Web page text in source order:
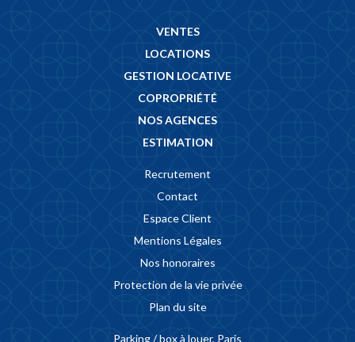
VENTES
LOCATIONS
GESTION LOCATIVE
COPROPRIÉTÉ
NOS AGENCES
ESTIMATION
Recrutement
Contact
Espace Client
Mentions Légales
Nos honoraires
Protection de la vie privée
Plan du site
Parking / box à louer, Paris